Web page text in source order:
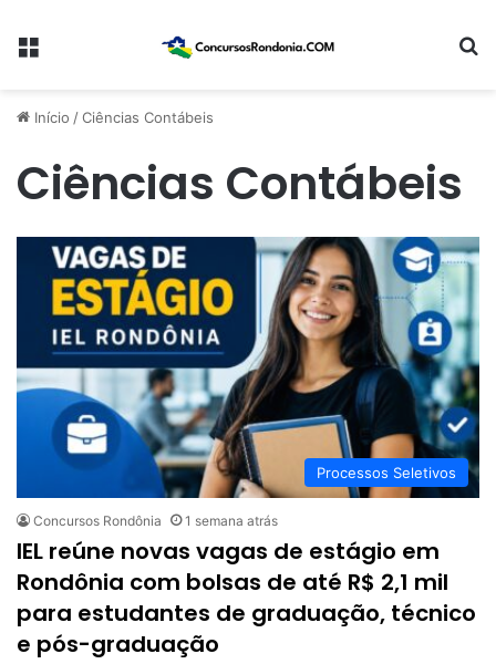
Menu
Início /Ciências Contábeis
Ciências Contábeis
Processos Seletivos
Concursos Rondônia 1 semana atrás
IEL reúne novas vagas de estágio em
Rondônia com bolsas de até R$ 2,1 mil
para estudantes de graduação, técnico
e pós-graduação